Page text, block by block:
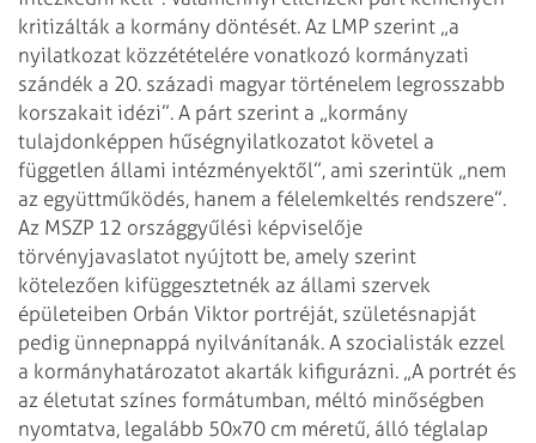
kritizálták a kormány döntését. Az LMP szerint „a
nyilatkozat közzétételére vonatkozó kormányzati
szándék a 20. századi magyar történelem legrosszabb
korszakait idézi”. A párt szerint a „kormány
tulajdonképpen hűségnyilatkozatot követel a
független állami intézményektől”, ami szerintük „nem
az együttműködés, hanem a félelemkeltés rendszere”.
Az MSZP 12 országgyűlési képviselője
törvényjavaslatot nyújtott be, amely szerint
kötelezően kifüggesztetnék az állami szervek
épületeiben Orbán Viktor portréját, születésnapját
pedig ünnepnappá nyilvánítanák. A szocialisták ezzel
a kormányhatározatot akarták kifigurázni. „A portrét és
az életutat színes formátumban, méltó minőségben
nyomtatva, legalább 50x70 cm méretű, álló téglalap